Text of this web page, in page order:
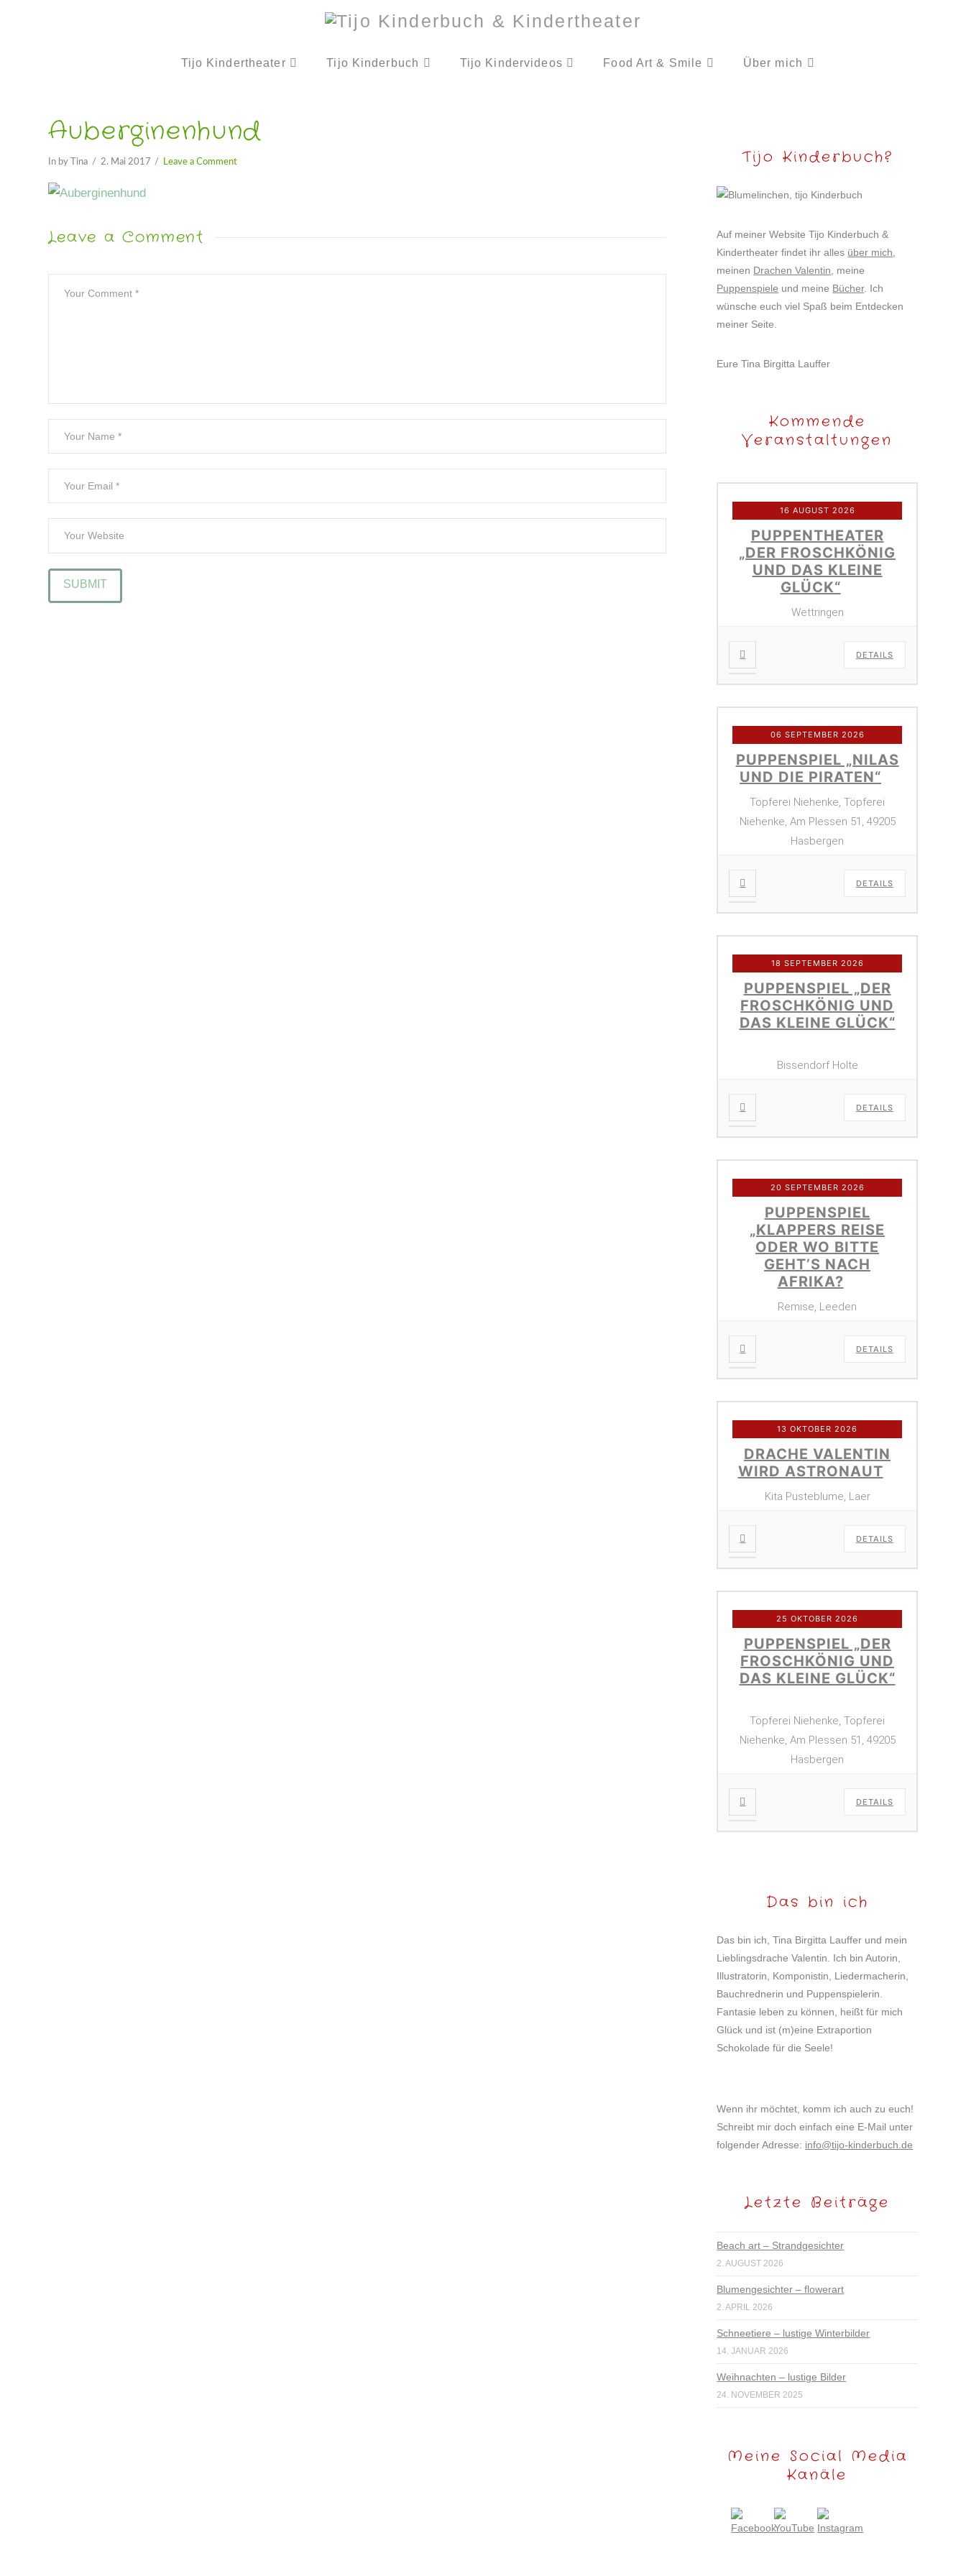
Tijo Kindertheater Tijo Kinderbuch Tijo Kindervideos Food Art & Smile Über mich
Auberginenhund
In by Tina 2. Mai 2017 Leave a Comment
Leave a Comment
Tijo Kinderbuch?
Auf meiner Website Tijo Kinderbuch &
Kindertheater findet ihr alles über mich
meinen Drachen Valentin , meine
Puppenspiele und meine Bücher. Ich
wünsche euch viel Spaß beim Entdecken
meiner Seite.
Eure Tina Birgitta Lauffer
Kommende
Veranstaltungen
16 AUGUST 2026
PUPPENTHEATER
„DER FROSCHKÖNIG
UND DAS KLEINE
GLÜCK“
Wettringen
DETAILS
06 SEPTEMBER 2026
PUPPENSPIEL „NILAS
UND DIE PIRATEN“
Töpferei Niehenke, Töpferei
Niehenke, Am Plessen 51, 49205
Hasbergen
DETAILS
18 SEPTEMBER 2026
PUPPENSPIEL „DER
FROSCHKÖNIG UND
DAS KLEINE GLÜCK“
Bissendorf Holte
DETAILS
20 SEPTEMBER 2026
PUPPENSPIEL
„KLAPPERS REISE
ODER WO BITTE
GEHT’S NACH
AFRIKA?
Remise, Leeden
DETAILS
13 OKTOBER 2026
DRACHE VALENTIN
WIRD ASTRONAUT
Kita Pusteblume, Laer
DETAILS
25 OKTOBER 2026
PUPPENSPIEL „DER
FROSCHKÖNIG UND
DAS KLEINE GLÜCK“
Töpferei Niehenke, Töpferei
Niehenke, Am Plessen 51, 49205
Hasbergen
DETAILS
Das bin ich
Das bin ich, Tina Birgitta Lauffer und mein
Lieblingsdrache Valentin. Ich bin Autorin,
Illustratorin, Komponistin, Liedermacherin,
Bauchrednerin und Puppenspielerin.
Fantasie leben zu können, heißt für mich
Glück und ist (m)eine Extraportion
Schokolade für die Seele!
Wenn ihr möchtet, komm ich auch zu euch!
Schreibt mir doch einfach eine E-Mail unter
folgender Adresse: info@tijo-kinderbuch.de
Letzte Beiträge
Beach art – Strandgesichter
2. AUGUST 2026
Blumengesichter – flowerart
2. APRIL 2026
Schneetiere – lustige Winterbilder
14. JANUAR 2026
Weihnachten – lustige Bilder
24. NOVEMBER 2025
Meine Social Media
Kanäle